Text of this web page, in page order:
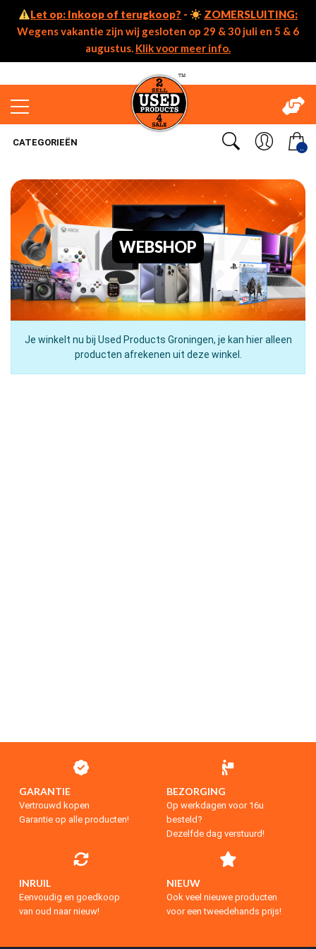
Let op: Inkoop of terugkoop? -
ZOMERSLUITING:
Wegens vakantie zijn wij gesloten op 29 & 30 juli en 5 & 6
augustus. Klik voor meer info.
..
CATEGORIEËN
WEBSHOP
Je winkelt nu bij Used Products Groningen, je kan hier alleen
producten afrekenen uit deze winkel.
GARANTIE
Vertrouwd kopen
Garantie op alle producten!
BEZORGING
Op werkdagen voor 16u
besteld?
Dezelfde dag verstuurd!
INRUIL
Eenvoudig en goedkoop
van oud naar nieuw!
NIEUW
Ook veel nieuwe producten
voor een tweedehands prijs!